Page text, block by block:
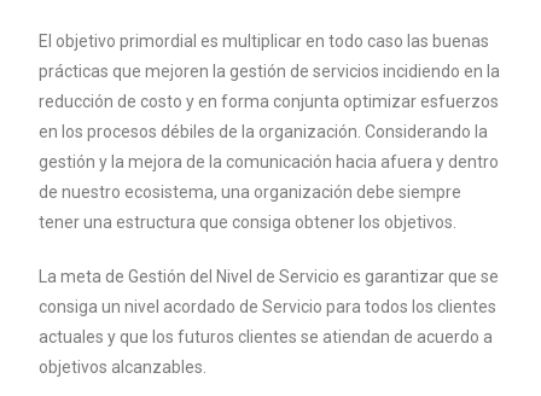
El objetivo primordial es multiplicar en todo caso las buenas
prácticas que mejoren la gestión de servicios incidiendo en la
reducción de costo y en forma conjunta optimizar esfuerzos
en los procesos débiles de la organización. Considerando la
gestión y la mejora de la comunicación hacia afuera y dentro
de nuestro ecosistema, una organización debe siempre
tener una estructura que consiga obtener los objetivos.
La meta de Gestión del Nivel de Servicio es garantizar que se
consiga un nivel acordado de Servicio para todos los clientes
actuales y que los futuros clientes se atiendan de acuerdo a
objetivos alcanzables.